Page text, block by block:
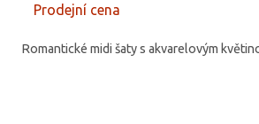
Prodejní cena
Romantické midi šaty s akvarelovým